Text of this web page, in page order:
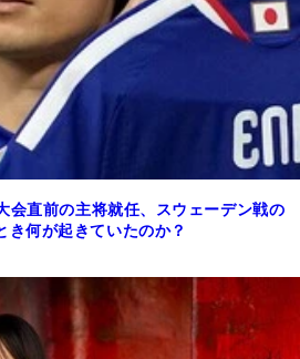
会直前の主将就任、スウェーデン戦の
何が起きていたのか？